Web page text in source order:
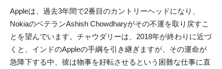
Appleは、過去3年間で2番目のカントリーヘッドになり、
NokiaのベテランAshish Chowdharyがその不運を取り戻すこ
とを望んでいます。チャウダリーは、2018年が終わりに近づ
くと、インドのAppleの手綱を引き継ぎますが、その運命が
急降下する中、彼は物事を好転させるという困難な仕事に直